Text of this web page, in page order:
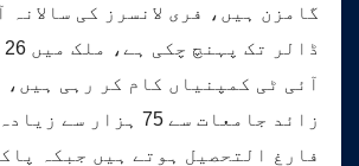
زائد جامعات سے 75
فارغ التحصیل ہوتے ہیں جبکہ